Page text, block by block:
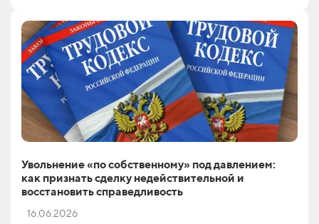
Увольнение «по собственному» под давлением:
как признать сделку недействительной и
восстановить справедливость
16.06.2026